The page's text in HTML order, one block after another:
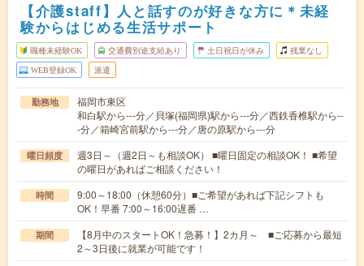
【介護staff】人と話すのが好きな方に＊未経
験からはじめる生活サポート
職種未経験OK 交通費別途支給あり 土日祝日が休み 残業なし
WEB登録OK 派遣
勤務地
福岡市東区
和白駅から---分／貝塚(福岡県)駅から---分／西鉄香椎駅から--
-分／箱崎宮前駅から---分／唐の原駅から---分
曜日頻度
週3日～（週2日～も相談OK） ■曜日固定の相談OK！ ■希望
の曜日があればご相談ください！
時間
9:00～18:00（休憩60分）■ご希望があれば下記シフトも
OK！早番 7:00～16:00遅番 …
期間
【8月中のスタートOK！急募！】2カ月～ ■ご応募から最短
2～3日後に就業が可能です！